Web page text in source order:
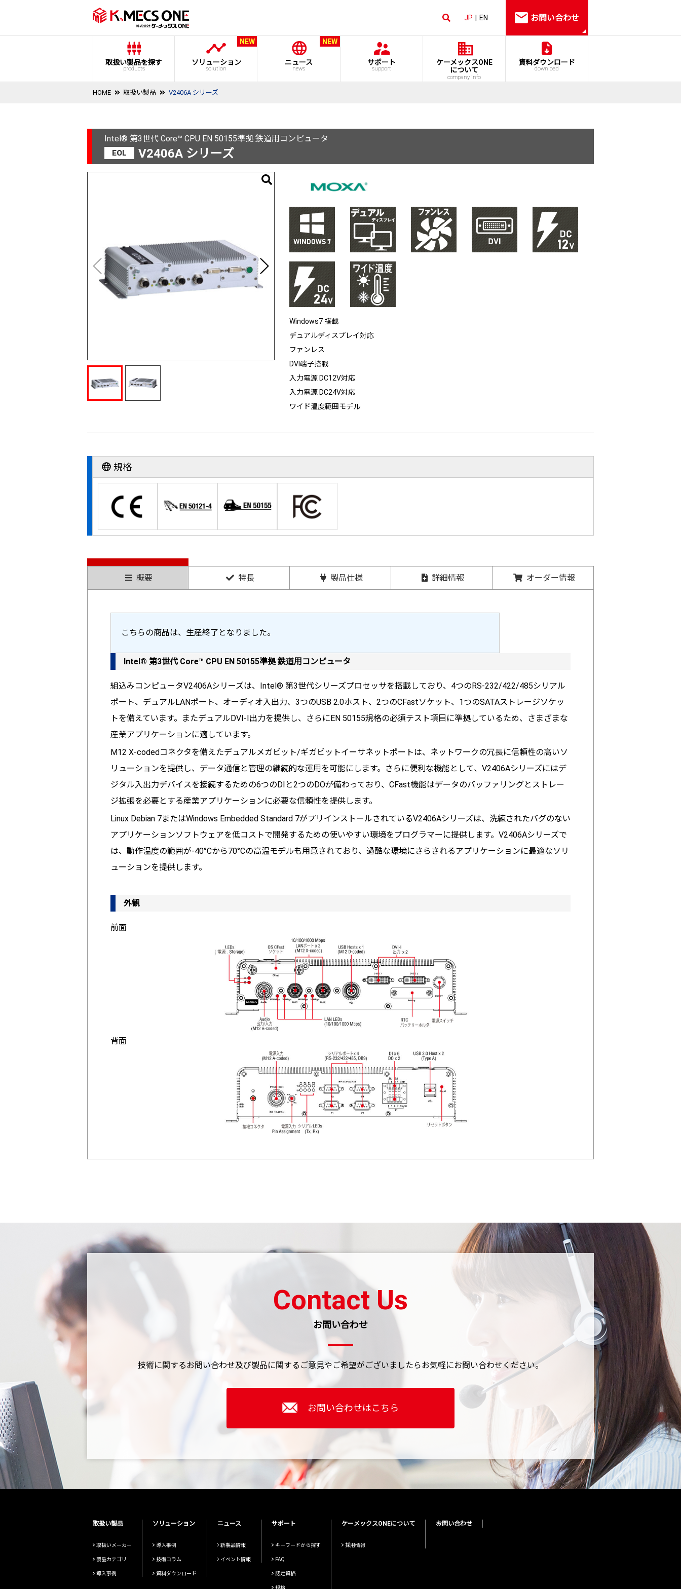
JP EN お問い合わせ
取扱い製品を探す
products
ソリューション
solution
NEW
ニュース
news
NEW
サポート
support
ケーメックスONE
について
company info
資料ダウンロード
download
HOME 取扱い製品 V2406A シリーズ
Intel® 第3世代 Core™ CPU EN 50155準拠 鉄道用コンピュータ
EOL V2406A シリーズ
Windows7 搭載
デュアルディスプレイ対応
ファンレス
DVI端子搭載
入力電源 DC12V対応
入力電源 DC24V対応
ワイド温度範囲モデル
規格
概要 特長 製品仕様 詳細情報 オーダー情報
こちらの商品は、生産終了となりました。
Intel® 第3世代 Core™ CPU EN 50155準拠 鉄道用コンピュータ
組込みコンピュータV2406Aシリーズは、Intel® 第3世代シリーズプロセッサを搭載しており、4つのRS-232/422/485シリアル
ポート、デュアルLANポート、オーディオ入出力、3つのUSB 2.0ホスト、2つのCFastソケット、1つのSATAストレージソケッ
トを備えています。またデュアルDVI-I出力を提供し、さらにEN 50155規格の必須テスト項目に準拠しているため、さまざまな
産業アプリケーションに適しています。
M12 X-codedコネクタを備えたデュアルメガビット/ギガビットイーサネットポートは、ネットワークの冗長に信頼性の高いソ
リューションを提供し、データ通信と管理の継続的な運用を可能にします。​さらに便利な機能として、V2406Aシリーズにはデ
ジタル入出力デバイスを接続するための6つのDIと2つのDOが備わっており、CFast機能はデータのバッファリングとストレー
ジ拡張を必要とする産業アプリケーションに必要な信頼性を提供します。
​Linux Debian 7またはWindows Embedded Standard 7がプリインストールされているV2406Aシリーズは、洗練されたバグのない
アプリケーションソフトウェアを低コストで開発するための使いやすい環境をプログラマーに提供します。​V2406Aシリーズで
は、動作温度の範囲が-40°Cから70°Cの高温モデルも用意されており、過酷な環境にさらされるアプリケーションに最適なソリ
ューションを提供します。
外観
前面
背面
Contact Us
お問い合わせ
技術に関するお問い合わせ及び製品に関するご意見やご希望がございましたらお気軽にお問い合わせください。
お問い合わせはこちら
取扱い製品
取扱いメーカー
製品カテゴリ
導入事例
ソリューション
導入事例
技術コラム
資料ダウンロード
ニュース
新製品情報
イベント情報
サポート
キーワードから探す
FAQ
認定資格
規格
ケーメックスONEについて
採用情報
お問い合わせ